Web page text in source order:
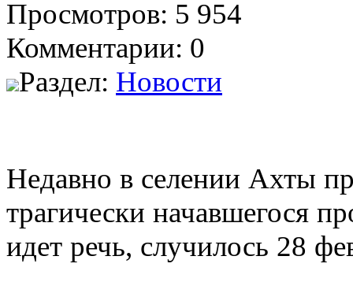
Просмотров: 5 954
Комментарии: 0
Раздел: Новости
Недавно в селении Ахты
трагически начавшегося
идет речь, случилось 28